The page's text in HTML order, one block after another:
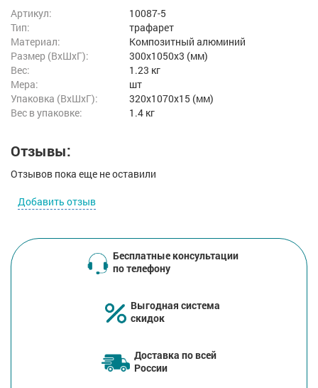
Артикул:
10087-5
Тип:
трафарет
Материал:
Композитный алюминий
Размер (ВxШxГ):
300x1050x3 (мм)
Вес:
1.23 кг
Мера:
шт
Упаковка (ВхШхГ):
320x1070x15 (мм)
Вес в упаковке:
1.4 кг
Отзывы:
Отзывов пока еще не оставили
Добавить отзыв
Бесплатные консультации
по телефону
Выгодная система
скидок
Доставка по всей
России